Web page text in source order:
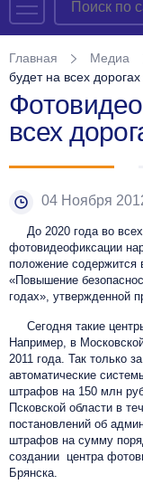
Главная Медиа
будет на всех
всех
04 Ноября
До 2020 года во всех
фотовидеофиксации
положение
«Повышение
годах», утвержденной
Сегодня такие
Например, в
2011 года. Так только
автоматические
штрафов на 150 млн
Псковской области в
постановлений об
штрафов на сумму
создании центра
Брянска.